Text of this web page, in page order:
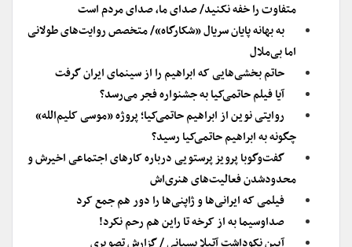
متفاوت را خفه نکنید/ صدای ما، صدای مردم است
به بهانه پایان سریال «شکارگاه»/ متخصص روایت‌های طولانی
اما بی‌ملال
حاتم بخشی‌هایی که ابراهیم را از سینمای ایران گرفت
آیا فیلم حاتمی‌کیا به جشنواره فجر می‌رسد؟
روایتی نوین از ابراهیم حاتمی‌کیا؛ پروژه «موسی کلیم‌الله»
چگونه به ابراهیم حاتمی‌کیا رسید؟
گفت‌و‌گوبا پرویز پرستویی درباره کارهای اجتماعی اخیرش و
محدود‌شدن فعالیت‌های هنری‌اش
فیلمی که ایرانی‌ها و ژاپنی‌ها را دور هم جمع کرد
صداوسیما به از کرخه تا راین هم رحم نکرد!